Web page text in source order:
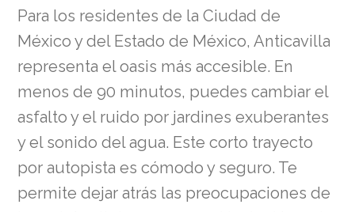
Para los residentes de la Ciudad de
México y del Estado de México, Anticavilla
representa el oasis más accesible. En
menos de 90 minutos, puedes cambiar el
asfalto y el ruido por jardines exuberantes
y el sonido del agua. Este corto trayecto
por autopista es cómodo y seguro. Te
permite dejar atrás las preocupaciones de